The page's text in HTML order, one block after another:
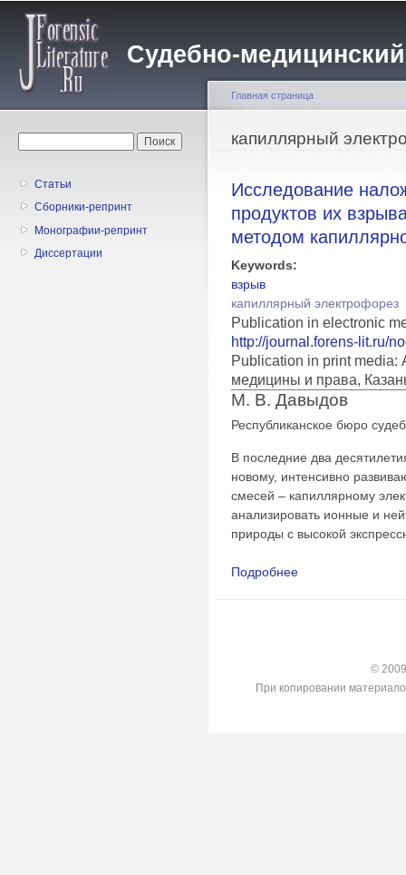
Судебно-
Статьи
Сборники-репринт
Монографии-репринт
Диссертации
Вы здесь
Главная страница
капиллярный
Исследование
продуктов их
методом
Keywords:
взрыв
капиллярный электрофорез
Publication in electronic
http://journal.forens-lit.ru/
Publication in print media:
медицины и права,
М. В. Давыдов
Республиканское бюро
В последние два
новому, интенсивно
смесей – капиллярному
анализировать ионные и
природы с высокой
Подробнее
©
При копировании